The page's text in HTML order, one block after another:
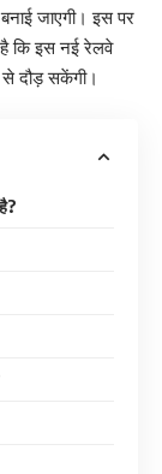
जाएगी। इस पर
कि इस नई रेलवे
दौड़ सकेंगी।